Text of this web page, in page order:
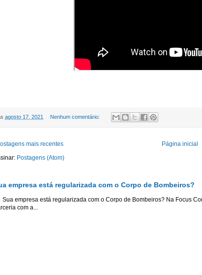
agosto 17, 2021 Nenhum comentário:
mais recentes
Página inicial
Postagens (Atom)
empresa está regularizada com o Corpo de Bombeiros?
Sua empresa está regularizada com o Corpo de Bombeiros? Na Focus
com a...